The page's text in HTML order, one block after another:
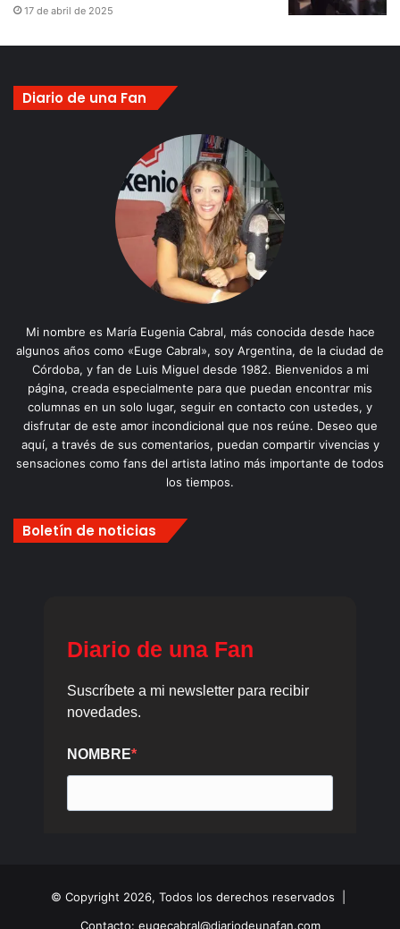
17 de abril de 2025
Diario de una Fan
Mi nombre es María Eugenia Cabral, más conocida desde hace
algunos años como «Euge Cabral», soy Argentina, de la ciudad de
Córdoba, y fan de Luis Miguel desde 1982. Bienvenidos a mi
página, creada especialmente para que puedan encontrar mis
columnas en un solo lugar, seguir en contacto con ustedes, y
disfrutar de este amor incondicional que nos reúne. Deseo que
aquí, a través de sus comentarios, puedan compartir vivencias y
sensaciones como fans del artista latino más importante de todos
los tiempos.
Boletín de noticias
© Copyright 2026, Todos los derechos reservados |
Contacto: eugecabral@diariodeunafan.com